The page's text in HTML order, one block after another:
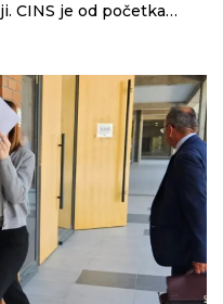
CINS je od početka
od trenutka
presude.